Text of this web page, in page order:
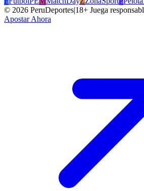
© 2026 PeruDeportes|18+ Juega
Apostar Ahora